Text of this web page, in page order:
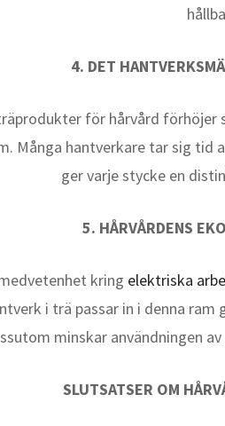
4. DET
för hårvård förhöjer
Många hantverkare tar sig
ger varje stycke en
5. HÅRVÅRDENS
kring elektriska
i trä passar in i denna
minskar användningen
SLUTSATSER OM